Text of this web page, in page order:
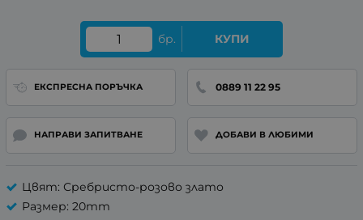
бр. КУПИ
ЕКСПРЕСНА ПОРЪЧКА 0889 11 22 95
НАПРАВИ ЗАПИТВАНЕ ДОБАВИ В ЛЮБИМИ
Цвят: Сребристо-розово злато
Размер: 20mm